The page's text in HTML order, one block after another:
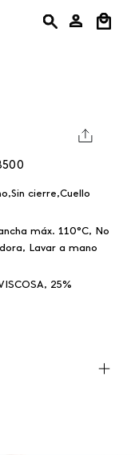
cierre,Cuello
máx. 110°C, No
Lavar a mano
25%